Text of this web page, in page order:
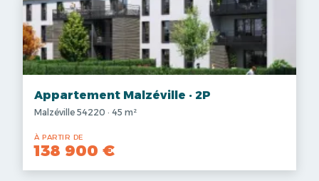
Appartement Malzéville · 2P
Malzéville 54220 · 45 m²
À PARTIR DE
138 900 €